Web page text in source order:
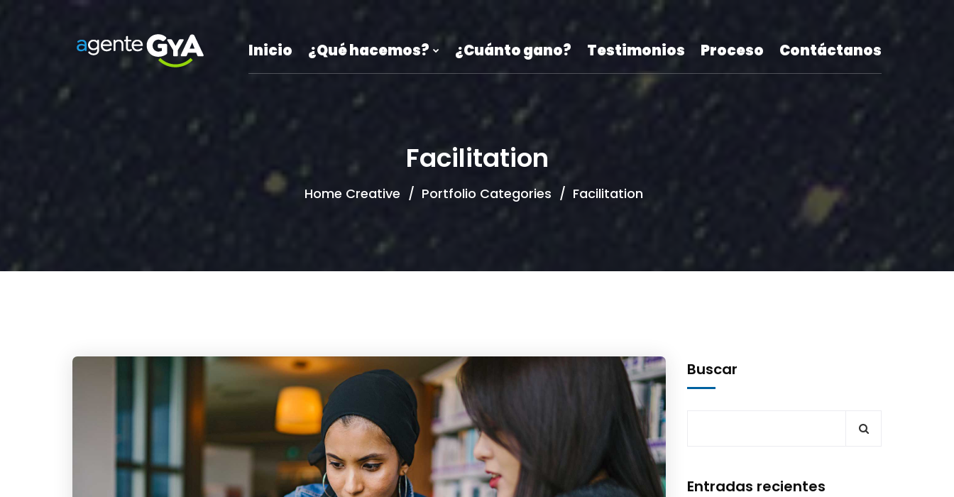
Inicio ¿Qué hacemos? ¿Cuánto gano? Testimonios Proceso Contáctanos
Facilitation
Home Creative Portfolio Categories Facilitation
Buscar
Entradas recientes